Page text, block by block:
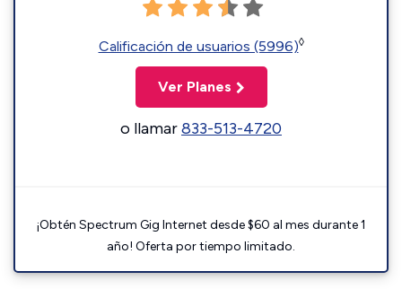
Calificación de usuarios (5996)◊
Ver Planes
o llamar833-513-4720
¡Obtén Spectrum Gig Internet desde $60 al mes durante 1
año! Oferta por tiempo limitado.